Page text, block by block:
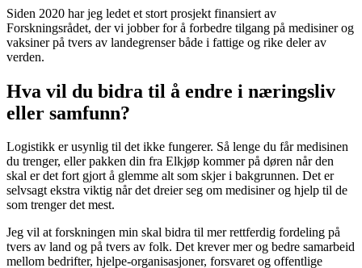
Siden 2020 har jeg ledet et stort prosjekt finansiert av
Forskningsrådet, der vi jobber for å forbedre tilgang på medisiner og
vaksiner på tvers av landegrenser både i fattige og rike deler av
verden.
Hva vil du bidra til å endre i næringsliv
eller samfunn?
Logistikk er usynlig til det ikke fungerer. Så lenge du får medisinen
du trenger, eller pakken din fra Elkjøp kommer på døren når den
skal er det fort gjort å glemme alt som skjer i bakgrunnen. Det er
selvsagt ekstra viktig når det dreier seg om medisiner og hjelp til de
som trenger det mest.
Jeg vil at forskningen min skal bidra til mer rettferdig fordeling på
tvers av land og på tvers av folk. Det krever mer og bedre samarbeid
mellom bedrifter, hjelpe-organisasjoner, forsvaret og offentlige